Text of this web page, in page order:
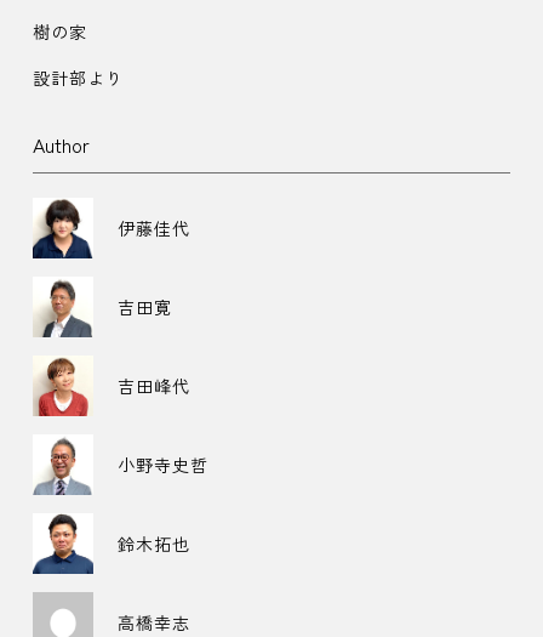
樹の家
設計部より
Author
伊藤佳代
吉田寛
吉田峰代
小野寺史哲
鈴木拓也
高橋幸志